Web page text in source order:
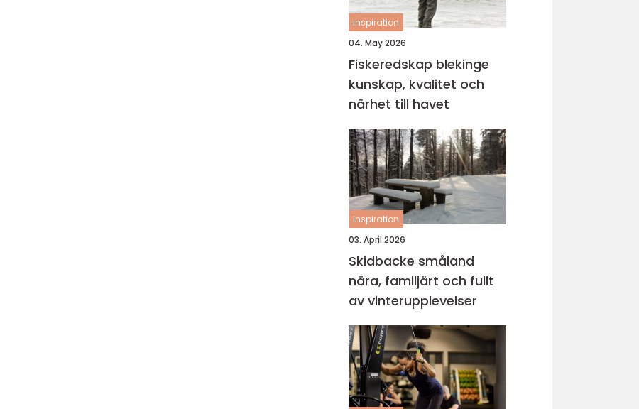
inspiration
04. May 2026
Fiskeredskap blekinge
kunskap, kvalitet och
närhet till havet
inspiration
03. April 2026
Skidbacke småland
nära, familjärt och fullt
av vinterupplevelser